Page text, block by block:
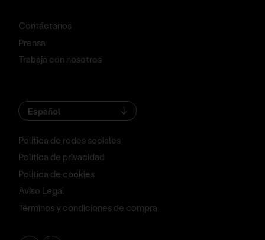
Contáctanos
Prensa
Trabaja con nosotros
Español
Política de redes sociales
Política de privacidad
Política de cookies
Aviso Legal
Términos y condiciones de compra